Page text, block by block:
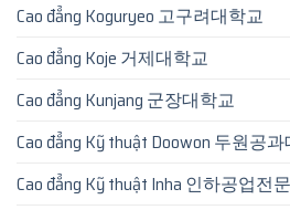
Cao đẳng Koguryeo 고구려대학교
Cao đẳng Koje 거제대학교
Cao đẳng Kunjang 군장대학교
Cao đẳng Kỹ thuật Doowon 두원공
Cao đẳng Kỹ thuật Inha 인하공업전